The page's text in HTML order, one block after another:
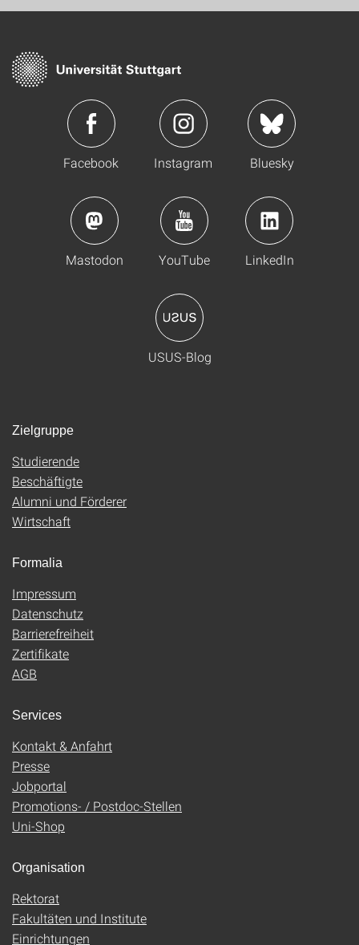
Facebook Instagram Bluesky
Mastodon YouTube LinkedIn
USUS-Blog
Zielgruppe
Studierende
Beschäftigte
Alumni und Förderer
Wirtschaft
Formalia
Impressum
Datenschutz
Barrierefreiheit
Zertifikate
AGB
Services
Kontakt & Anfahrt
Presse
Jobportal
Promotions- / Postdoc-Stellen
Uni-Shop
Organisation
Rektorat
Fakultäten und Institute
Einrichtungen